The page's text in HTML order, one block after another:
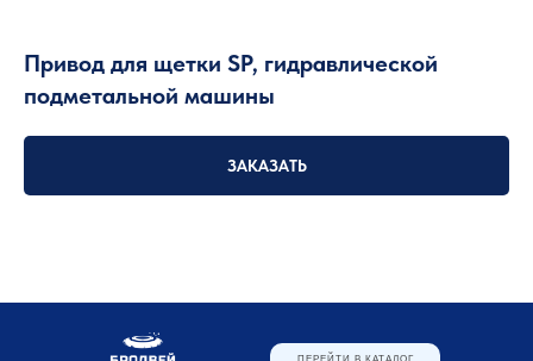
Привод для щетки SP, гидравлической
подметальной машины
ЗАКАЗАТЬ